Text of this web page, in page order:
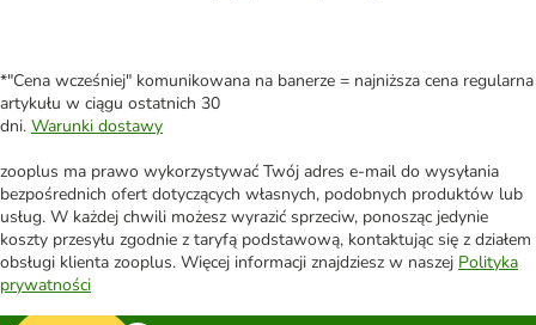
*"Cena wcześniej" komunikowana na banerze = najniższa cena regularna
artykułu w ciągu ostatnich 30
dni. Warunki dostawy
zooplus ma prawo wykorzystywać Twój adres e-mail do wysyłania
bezpośrednich ofert dotyczących własnych, podobnych produktów lub
usług. W każdej chwili możesz wyrazić sprzeciw, ponosząc jedynie
koszty przesyłu zgodnie z taryfą podstawową, kontaktując się z działem
obsługi klienta zooplus. Więcej informacji znajdziesz w naszej Polityka
prywatności